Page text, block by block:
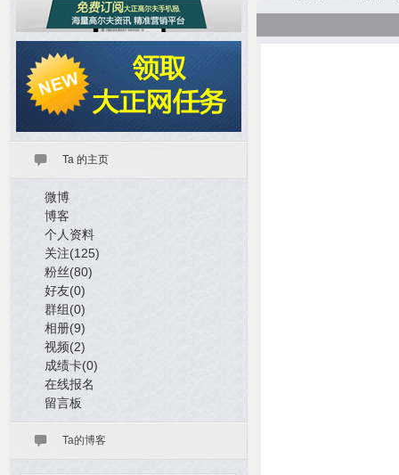
Ta 的主页
微博
博客
个人资料
关注(125)
粉丝(80)
好友(0)
群组(0)
相册(9)
视频(2)
成绩卡(0)
在线报名
留言板
Ta的博客